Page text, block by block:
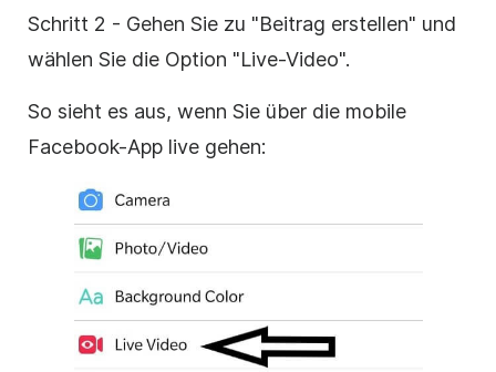
Schritt 2 - Gehen Sie zu "Beitrag erstellen" und
wählen Sie die Option "Live-Video".
So sieht es aus, wenn Sie über die mobile
Facebook-App live gehen: